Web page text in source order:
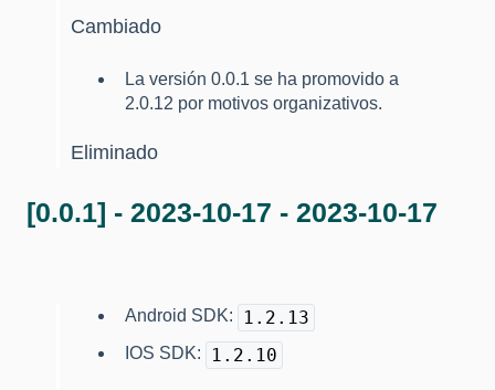
Cambiado
La versión 0.0.1 se ha promovido a
2.0.12 por motivos organizativos.
Eliminado
[0.0.1] - 2023-10-17 - 2023-10-17
Android SDK: 1.2.13
IOS SDK: 1.2.10